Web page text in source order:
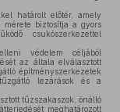
határolt előtér, amely
mérete biztosítja a gyors
csukószerkezettel
védelem céljából
az általa elválasztott
építményszerkezetek
lezárások és a
tűzszakaszok, önálló
meghatározott